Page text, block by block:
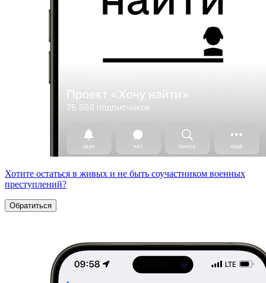
Хотите остаться в живых и не быть соучастником военных
преступлений?
Обратиться